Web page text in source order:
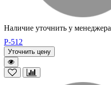
Наличие уточнить у менеджера
P-512
Уточнить цену